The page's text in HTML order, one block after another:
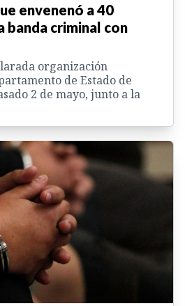
envenenó a 40
banda criminal con
organización
de Estado de
2 de mayo, junto a la